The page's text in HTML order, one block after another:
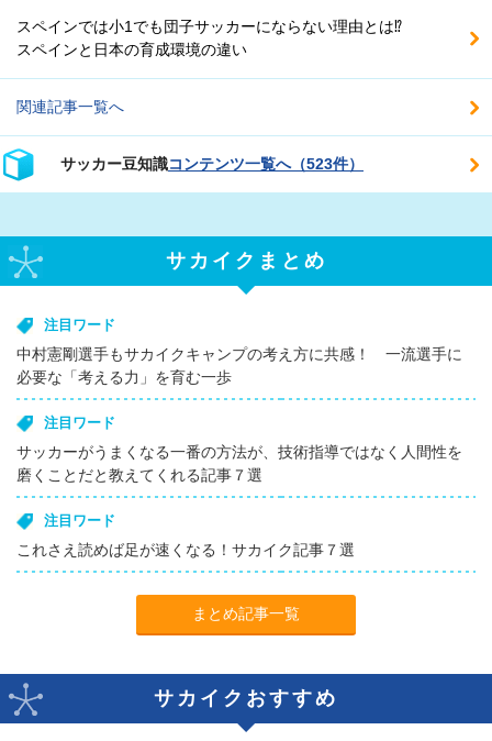
スペインでは小1でも団子サッカーにならない理由とは⁉
スペインと日本の育成環境の違い
関連記事一覧へ
サッカー豆知識コンテンツ一覧へ（523件）
サカイクまとめ
注目ワード
中村憲剛選手もサカイクキャンプの考え方に共感！ 一流選手に
必要な「考える力」を育む一歩
注目ワード
サッカーがうまくなる一番の方法が、技術指導ではなく人間性を
磨くことだと教えてくれる記事７選
注目ワード
これさえ読めば足が速くなる！サカイク記事７選
まとめ記事一覧
サカイクおすすめ